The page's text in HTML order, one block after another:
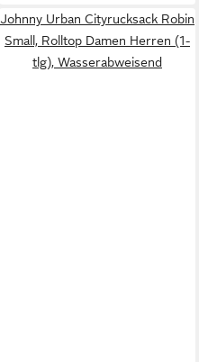
Johnny Urban Cityrucksack Robin
Small, Rolltop Damen Herren (1-
tlg), Wasserabweisend